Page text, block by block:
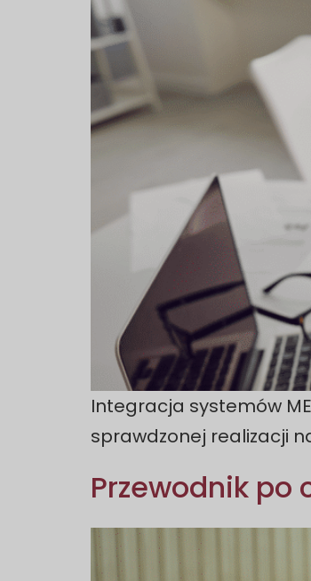
Integracja systemów
sprawdzonej realizacji
Przewodnik